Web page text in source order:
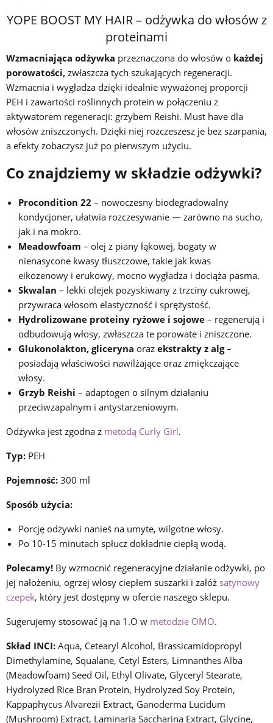
YOPE BOOST MY HAIR – odżywka do włosów z
proteinami
Wzmacniająca odżywka przeznaczona do włosów o każdej
porowatości, zwłaszcza tych szukających regeneracji.
Wzmacnia i wygładza dzięki idealnie wyważonej proporcji
PEH i zawartości roślinnych protein w połączeniu z
aktywatorem regeneracji: grzybem Reishi. Must have dla
włosów zniszczonych. Dzięki niej rozczeszesz je bez szarpania,
a efekty zobaczysz już po pierwszym użyciu.
Co znajdziemy w składzie odżywki?
Procondition 22 – nowoczesny biodegradowalny
kondycjoner, ułatwia rozczesywanie — zarówno na sucho,
jak i na mokro.
Meadowfoam – olej z piany łąkowej, bogaty w
nienasycone kwasy tłuszczowe, takie jak kwas
eikozenowy i erukowy, mocno wygładza i dociąża pasma.
Skwalan – lekki olejek pozyskiwany z trzciny cukrowej,
przywraca włosom elastyczność i sprężystość.
Hydrolizowane proteiny ryżowe i sojowe – regenerują i
odbudowują włosy, zwłaszcza te porowate i zniszczone.
Glukonolakton, gliceryna oraz ekstrakty z alg–
posiadają właściwości nawilżające oraz zmiękczające
włosy.
Grzyb Reishi – adaptogen o silnym działaniu
przeciwzapalnym i antystarzeniowym.
Odżywka jest zgodna z metodą Curly Girl.
Typ: PEH
Pojemność: 300 ml
Sposób użycia:
Porcję odżywki nanieś na umyte, wilgotne włosy.
Po 10-15 minutach spłucz dokładnie ciepłą wodą.
Polecamy! By wzmocnić regeneracyjne działanie odżywki, po
jej nałożeniu, ogrzej włosy ciepłem suszarki i załóż satynowy
czepek, który jest dostępny w ofercie naszego sklepu.
Sugerujemy stosować ją na 1.O w metodzie OMO.
Skład INCI: Aqua, Cetearyl Alcohol, Brassicamidopropyl
Dimethylamine, Squalane, Cetyl Esters, Limnanthes Alba
(Meadowfoam) Seed Oil, Ethyl Olivate, Glyceryl Stearate,
Hydrolyzed Rice Bran Protein, Hydrolyzed Soy Protein,
Kappaphycus Alvarezii Extract, Ganoderma Lucidum
(Mushroom) Extract, Laminaria Saccharina Extract, Glycine,